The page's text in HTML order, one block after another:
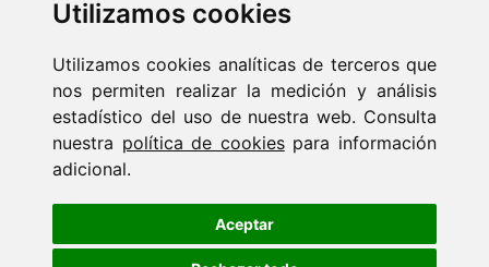
Utilizamos cookies
Utilizamos cookies analíticas de terceros que
nos permiten realizar la medición y análisis
estadístico del uso de nuestra web. Consulta
nuestra política de cookiespara información
adicional.
Aceptar
ejaso_comunica@ejaso.com
(+34) 915 341 480